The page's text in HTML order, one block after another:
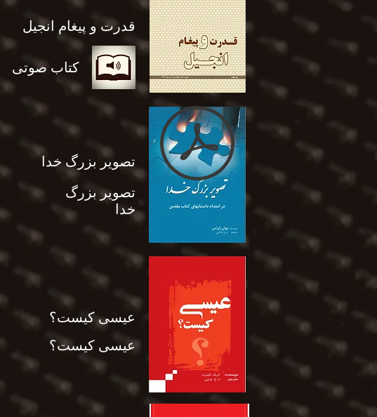
قدرت و پیغام انجیل
کتاب صوتی
تصویر بزرگ خدا
تصویر بزرگ
خدا
عیسی کیست؟
عیسی کیست؟